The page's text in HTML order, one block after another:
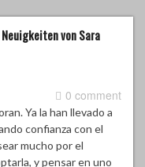
Neuigkeiten von Sara
0 comment
Ya la han llevado a
confianza con el
mucho por el
y pensar en uno